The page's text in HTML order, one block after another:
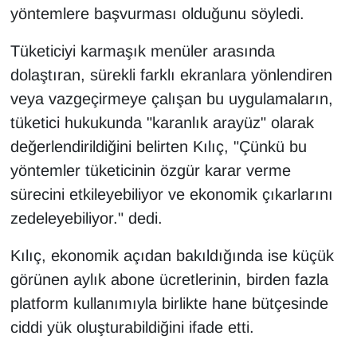
yöntemlere başvurması olduğunu söyledi.
Tüketiciyi karmaşık menüler arasında
dolaştıran, sürekli farklı ekranlara yönlendiren
veya vazgeçirmeye çalışan bu uygulamaların,
tüketici hukukunda "karanlık arayüz" olarak
değerlendirildiğini belirten Kılıç, "Çünkü bu
yöntemler tüketicinin özgür karar verme
sürecini etkileyebiliyor ve ekonomik çıkarlarını
zedeleyebiliyor." dedi.
Kılıç, ekonomik açıdan bakıldığında ise küçük
görünen aylık abone ücretlerinin, birden fazla
platform kullanımıyla birlikte hane bütçesinde
ciddi yük oluşturabildiğini ifade etti.